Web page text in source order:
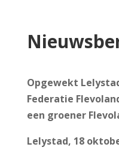
Opgewekt
Federatie
een groener
Lelystad, 18